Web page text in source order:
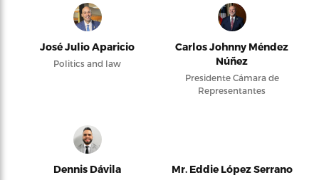
José Julio Aparicio
Politics and law
Carlos Johnny Méndez
Núñez
Presidente Cámara de
Representantes
Dennis Dávila Mr. Eddie López Serrano